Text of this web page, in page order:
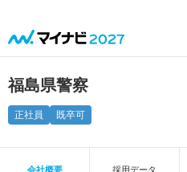
福島県警察
正社員 既卒可
会社概要 採用データ